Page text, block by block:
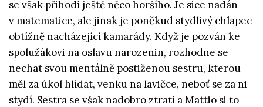
se však přihodí ještě něco horšího. Je sice nadán
v matematice, ale jinak je poněkud stydlivý chlapec
obtížně nacházející kamarády. Když je pozván ke
spolužákovi na oslavu narozenin, rozhodne se
nechat svou mentálně postiženou sestru, kterou
měl za úkol hlídat, venku na lavičce, neboť se za ni
stydí. Sestra se však nadobro ztratí a Mattio si to